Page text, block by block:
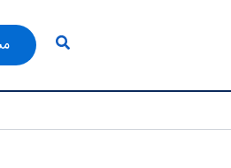
جستجو